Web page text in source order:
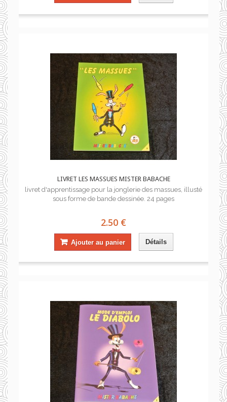
LIVRET LES MASSUES MISTER BABACHE
livret d'apprentissage pour la jonglerie des massues, illusté
sous forme de bande dessinée. 24 pages
2.50 €
Ajouter au panier Détails